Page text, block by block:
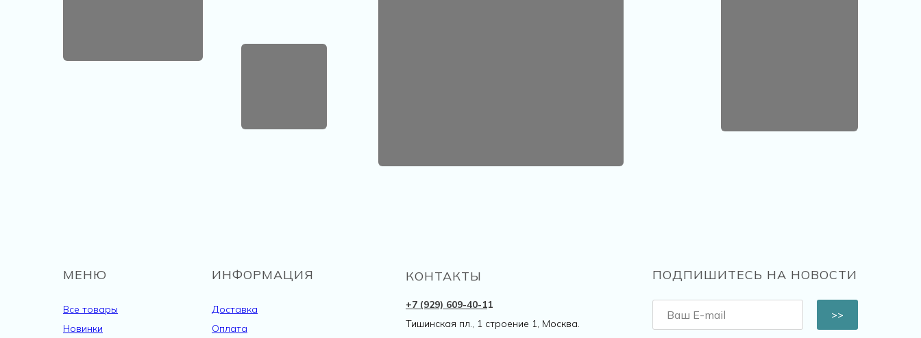
МЕНЮ
Все товары
Новинки
ИНФОРМАЦИЯ
Доставка
Оплата
>>
ПОДПИШИТЕСЬ НА НОВОСТИ
КОНТАКТЫ
+7 (929) 609-40-11
Тишинская пл., 1 строение 1, Москва.